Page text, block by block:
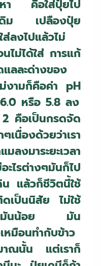
หา คือใส่ปุ๋ยไป
เดิม เปลืองปุ๋ย
ลงไปแล้วไม่
ไม่ได้ใส่ การแก้
ลละด่างของ
งามก็คือค่า pH
หรือ 5.8 ลง
คือเป็นกรดจัด
นื่องด้วยว่าเรา
ลงมาระยะเวลา
ไรต่างๆมันก็ไป
น แล้วก็ชีวิตนี้ใช้
ดเป็นนิสัย ไม่ใช้
ลิตมันน้อย มัน
หมือนทำกับข้าว
มาณนั้น แต่เราก็